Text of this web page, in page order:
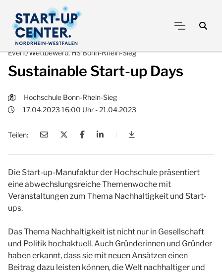
Event/Wettbewerb, HS Bonn-Rhein-Sieg
Sustainable Start-up Days
Hochschule Bonn-Rhein-Sieg
17.04.2023 16:00 Uhr - 21.04.2023
Teilen:
Sustainable Start-up
Die Start-up-Manufaktur der Hochschule präsentiert
eine abwechslungsreiche Themenwoche mit
Veranstaltungen zum Thema Nachhaltigkeit und Start-
ups.
Das Thema Nachhaltigkeit ist nicht nur in Gesellschaft
und Politik hochaktuell. Auch Gründerinnen und Gründer
haben erkannt, dass sie mit neuen Ansätzen einen
Beitrag dazu leisten können, die Welt nachhaltiger und